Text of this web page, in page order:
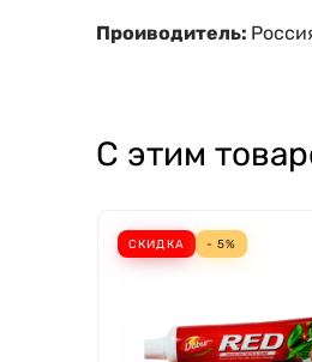
Проиводитель:
С этим
СКИДКА - 5%